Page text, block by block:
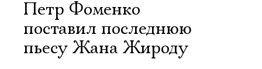
Петр Фоменко
поставил последнюю
пьесу Жана Жироду